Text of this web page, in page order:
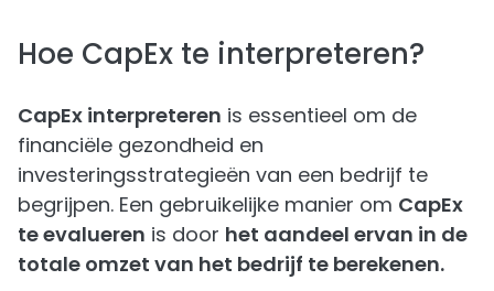
Hoe CapEx te interpreteren?
CapEx interpreteren is essentieel om de
financiële gezondheid en
investeringsstrategieën van een bedrijf te
begrijpen. Een gebruikelijke manier om CapEx
te evalueren is door het aandeel ervan in de
totale omzet van het bedrijf te berekenen.